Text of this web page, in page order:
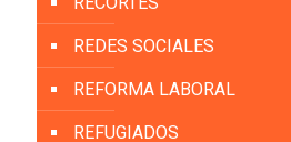
REDES SOCIALES
REFORMA LABORAL
REFUGIADOS